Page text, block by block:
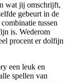
wat jij omschrijft,
gebeurt in de
tussen
is. Wederom
procent er dolfijn
een leuk en
spellen van